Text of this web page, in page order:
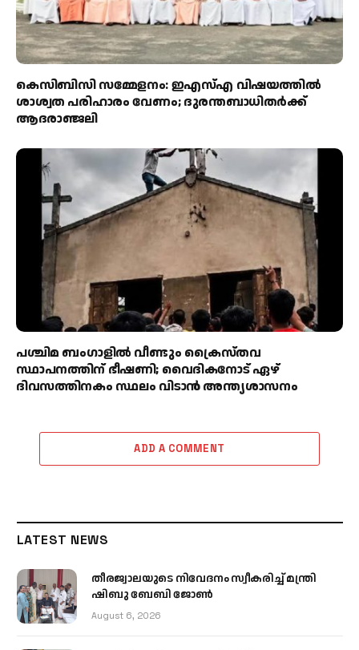
കെസിബിസി സമ്മേളനം: ഇഎസ്എ വിഷയത്തിൽ
ശാശ്വത പരിഹാരം വേണം; ദുരന്തബാധിതർക്ക്
ആദരാഞ്ജലി
പശ്ചിമ ബംഗാളിൽ വീണ്ടും ക്രൈസ്തവ
സ്ഥാപനത്തിന് ഭീഷണി; വൈദികനോട് ഏഴ്
ദിവസത്തിനകം സ്ഥലം വിടാൻ അന്ത്യശാസനം
ADD A COMMENT
LATEST NEWS
തീരജ്വാലയുടെ നിവേദനം സ്വീകരിച്ച് മന്ത്രി
ഷിബു ബേബി ജോൺ
August 6, 2026